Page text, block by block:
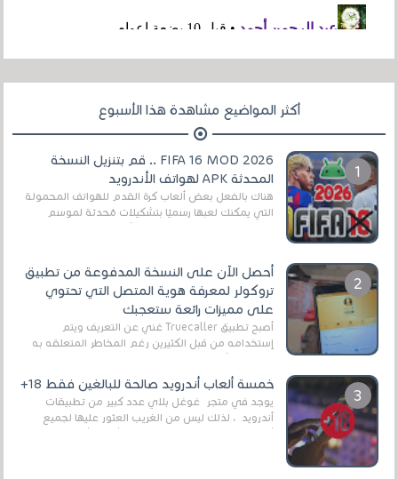
أكثر المواضيع مشاهدة هذا الأسبوع
FIFA 16 MOD 2026 .. قم بتنزيل النسخة
المحدثة APK لهواتف الأندرويد
هناك بالفعل بعض ألعاب كرة القدم للهواتف المحمولة
التي يمكنك لعبها رسميًا بتشكيلات مُحدثة لموسم
أحصل الآن على النسخة المدفوعة من تطبيق
تروكولر لمعرفة هوية المتصل التي تحتوي
على مميزات رائعة ستعجبك
أصبح تطبيق Truecaller غني عن التعريف ويتم
إستخدامه من قبل الكثيرين رغم المخاطر المتعلقه به
خمسة ألعاب أندرويد صالحة للبالغين فقط 18+
يوجد في متجر غوغل بلاي عدد كبير من تطبيقات
أندرويد ، لذلك ليس من الغريب العثور عليها لجميع